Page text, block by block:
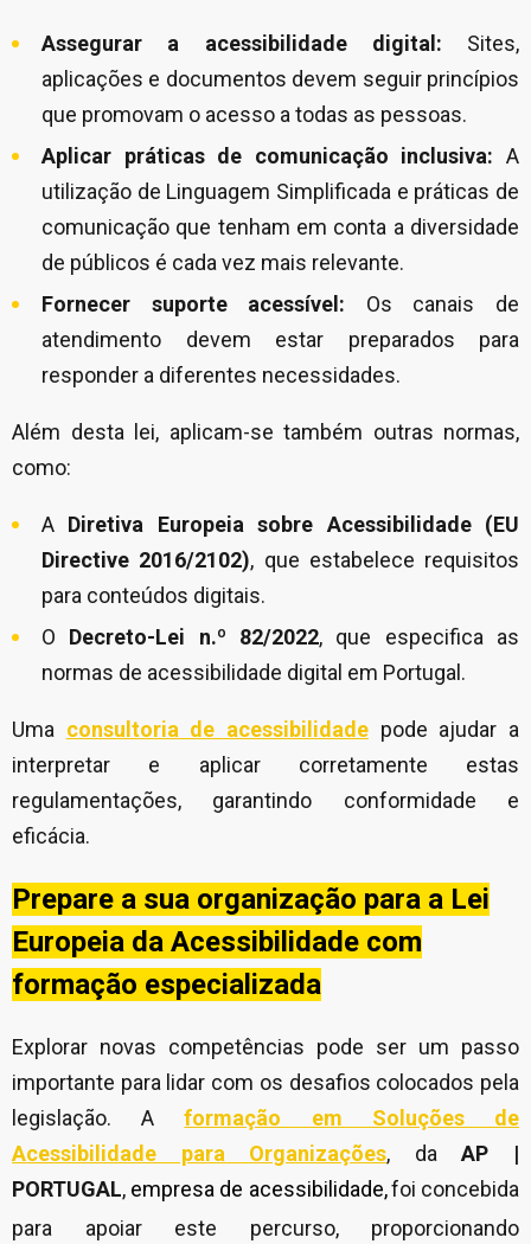
Assegurar a acessibilidade digital: Sites,
aplicações e documentos devem seguir princípios
que promovam o acesso a todas as pessoas.
Aplicar práticas de comunicação inclusiva: A
utilização de Linguagem Simplificada e práticas de
comunicação que tenham em conta a diversidade
de públicos é cada vez mais relevante.
Fornecer suporte acessível: Os canais de
atendimento devem estar preparados para
responder a diferentes necessidades.
Além desta lei, aplicam-se também outras normas,
como:
A Diretiva Europeia sobre Acessibilidade (EU
Directive 2016/2102), que estabelece requisitos
para conteúdos digitais.
O Decreto-Lei n.º 82/2022, que especifica as
normas de acessibilidade digital em Portugal.
Uma consultoria de acessibilidade pode ajudar a
interpretar e aplicar corretamente estas
regulamentações, garantindo conformidade e
eficácia.
Prepare a sua organização para a Lei
Europeia da Acessibilidade com
formação especializada
Explorar novas competências pode ser um passo
importante para lidar com os desafios colocados pela
legislação. Aformação em Soluções de
Acessibilidade para Organizações, daAP |
PORTUGAL, empresa de acessibilidade,foi concebida
para apoiar este percurso, proporcionando